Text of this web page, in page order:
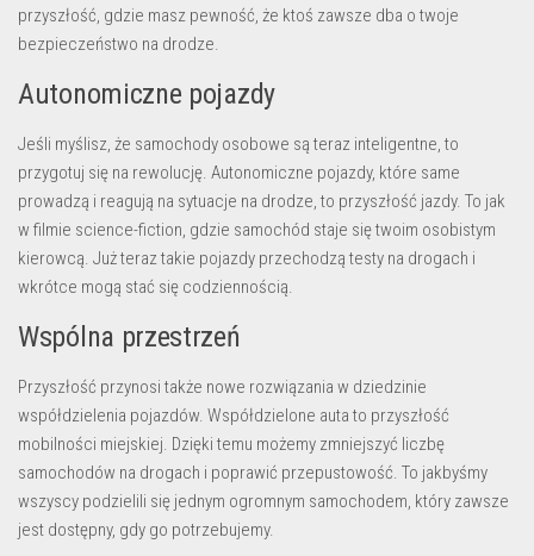
przyszłość, gdzie masz pewność, że ktoś zawsze dba o twoje
bezpieczeństwo na drodze.
Autonomiczne pojazdy
Jeśli myślisz, że samochody osobowe są teraz inteligentne, to
przygotuj się na rewolucję. Autonomiczne pojazdy, które same
prowadzą i reagują na sytuacje na drodze, to przyszłość jazdy. To jak
w filmie science-fiction, gdzie samochód staje się twoim osobistym
kierowcą. Już teraz takie pojazdy przechodzą testy na drogach i
wkrótce mogą stać się codziennością.
Wspólna przestrzeń
Przyszłość przynosi także nowe rozwiązania w dziedzinie
współdzielenia pojazdów. Współdzielone auta to przyszłość
mobilności miejskiej. Dzięki temu możemy zmniejszyć liczbę
samochodów na drogach i poprawić przepustowość. To jakbyśmy
wszyscy podzielili się jednym ogromnym samochodem, który zawsze
jest dostępny, gdy go potrzebujemy.